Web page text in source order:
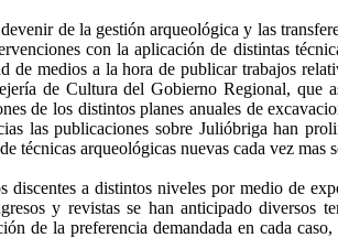
de la gestión arqueológica y las
con la aplicación de distintas
medios a la hora de publicar trabajos
de Cultura del Gobierno Regional, que
de los distintos planes anuales de
las publicaciones sobre Julióbriga han
técnicas arqueológicas nuevas cada vez mas
a distintos niveles por medio de
y revistas se han anticipado diversos
de la preferencia demandada en cada